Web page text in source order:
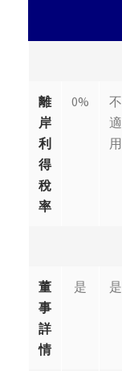
離
岸
利
得
稅
率
0%
不
適
用
董
事
詳
情
是 是